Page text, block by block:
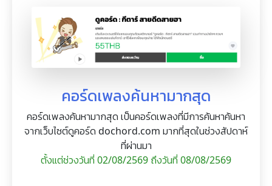
คอร์ดเพลงค้นหามากสุด
คอร์ดเพลงค้นหามากสุด เป็นคอร์ดเพลงที่มีการค้นหาค้นหา
จากเว็บไซต์ดูคอร์ด dochord.com มากที่สุดในช่วงสัปดาห์
ที่ผ่านมา
ตั้งแต่ช่วงวันที่ 02/08/2569 ถึงวันที่ 08/08/2569